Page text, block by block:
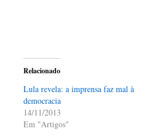
Relacionado
Lula revela: a imprensa faz mal à
democracia
14/11/2013
Em "Artigos"